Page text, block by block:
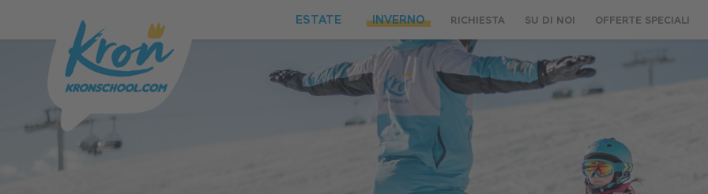
ESTATE INVERNO RICHIESTA SU DI NOI OFFERTE SPECIALI